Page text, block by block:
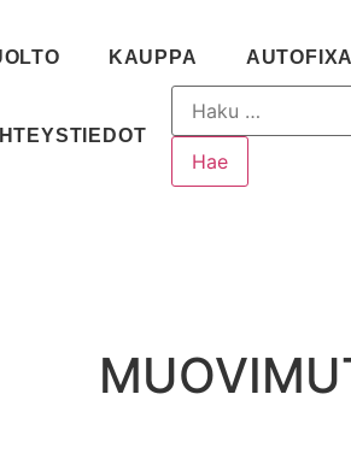
KAUPPA